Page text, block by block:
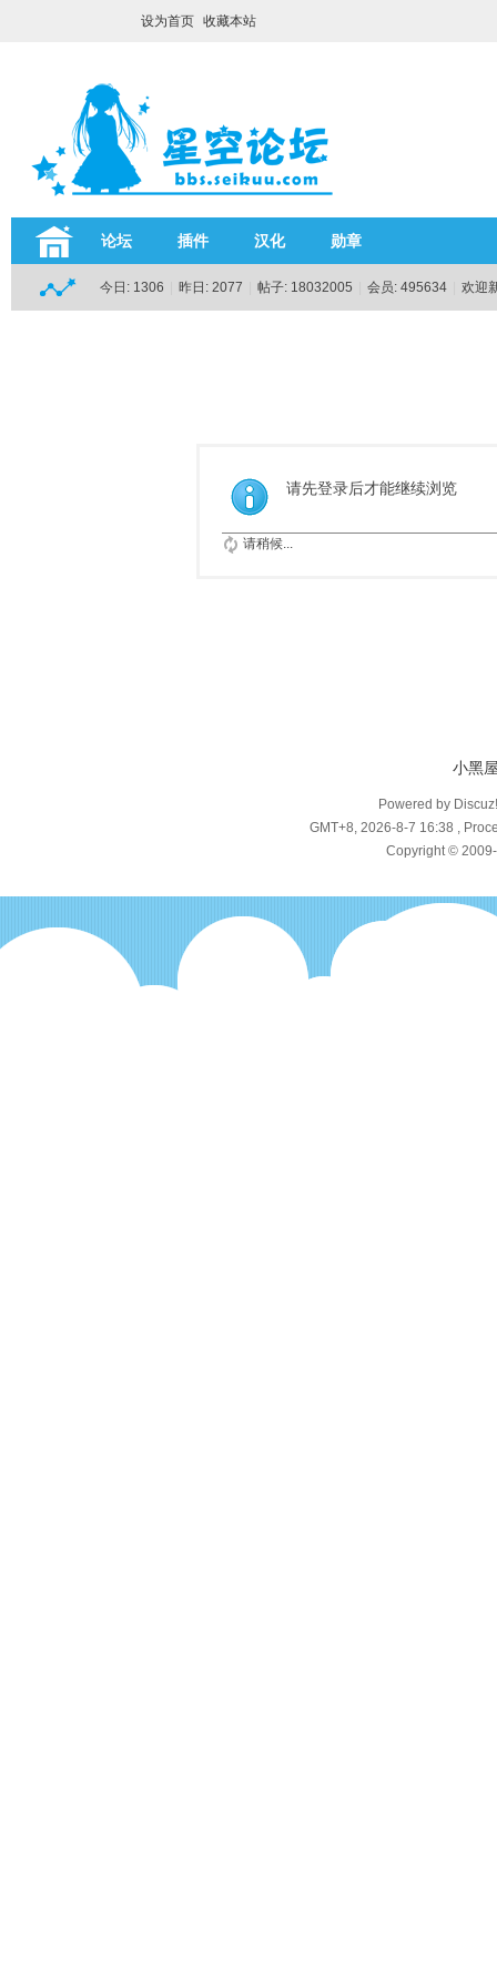
设为首页 收藏本站
论坛 插件 汉化 勋章
今日: 1306 昨日: 2077 帖子: 18032005 会员: 495634 欢迎
请先登录后才能继续浏览
请稍候...
小黑
Powered by
GMT+8, 2026-8-7 16:38 ,
Copyright ©